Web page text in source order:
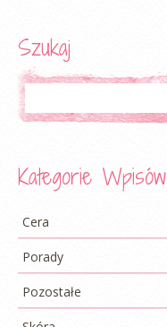
Szukaj
Kategorie Wpisów
Cera
Porady
Pozostałe